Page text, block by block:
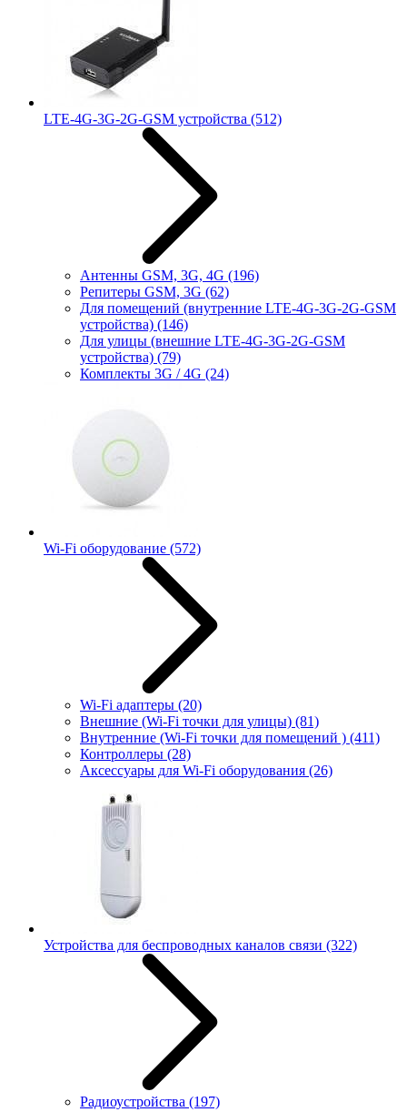
LTE-4G-3G-2G-GSM устройства (512)
Антенны GSM, 3G, 4G (196)
Репитеры GSM, 3G (62)
Для помещений (внутренние LTE-4G-3G-2G-GSM
устройства) (146)
Для улицы (внешние LTE-4G-3G-2G-GSM
устройства) (79)
Комплекты 3G / 4G (24)
Wi-Fi оборудование (572)
Wi-Fi адаптеры (20)
Внешние (Wi-Fi точки для улицы) (81)
Внутренние (Wi-Fi точки для помещений ) (411)
Контроллеры (28)
Аксессуары для Wi-Fi оборудования (26)
Устройства для беспроводных каналов связи (322)
Радиоустройства (197)